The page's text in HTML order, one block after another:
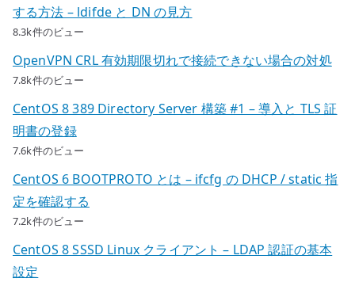
する方法 – ldifde と DN の見方
8.3k件のビュー
OpenVPN CRL 有効期限切れで接続できない場合の対処
7.8k件のビュー
CentOS 8 389 Directory Server 構築 #1 – 導入と TLS 証
明書の登録
7.6k件のビュー
CentOS 6 BOOTPROTO とは – ifcfg の DHCP / static 指
定を確認する
7.2k件のビュー
CentOS 8 SSSD Linux クライアント – LDAP 認証の基本
設定